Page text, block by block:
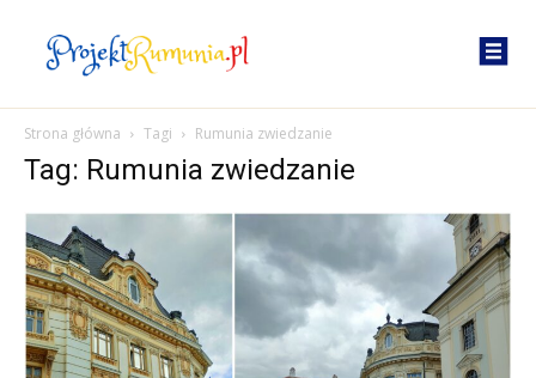
Strona główna Tagi Rumunia zwiedzanie
Tag: Rumunia zwiedzanie